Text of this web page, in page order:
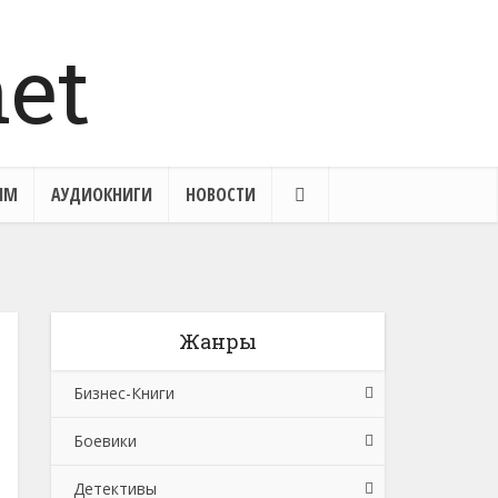
АУДИОКНИГИ НОВОСТИ
Жанры
Бизнес-Книги
Банковское дело
Бухучет, налогообложение, аудит
Боевики
Боевики: Прочее
Детективы